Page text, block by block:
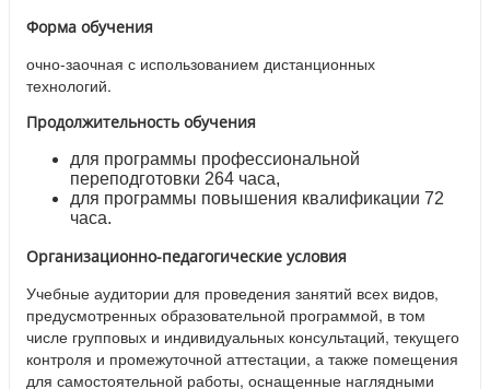
Форма обучения
очно-заочная с использованием дистанционных
технологий.
Продолжительность обучения
для программы профессиональной
переподготовки 264 часа,
для программы повышения квалификации 72
часа.
Организационно-педагогические условия
Учебные аудитории для проведения занятий всех видов,
предусмотренных образовательной программой, в том
числе групповых и индивидуальных консультаций, текущего
контроля и промежуточной аттестации, а также помещения
для самостоятельной работы, оснащенные наглядными